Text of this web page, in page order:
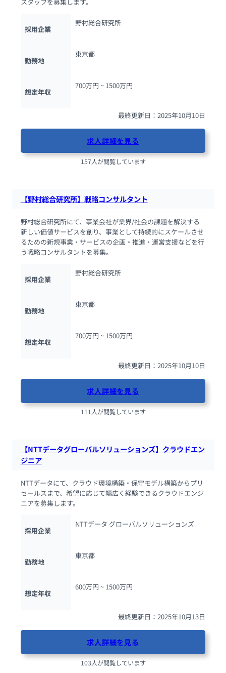
スタッフを募集します。
採用企業
野村総合研究所
勤務地
東京都
想定年収
700万円 ~ 1500万円
最終更新日：2025年10月10日
求人詳細を見る
157人が閲覧しています
【野村総合研究所】戦略コンサルタント
野村総合研究所にて、事業会社が業界/社会の課題を解決する
新しい価値サービスを創り、事業として持続的にスケールさせ
るための新規事業・サービスの企画・推進・運営支援などを行
う戦略コンサルタントを募集。
採用企業
野村総合研究所
勤務地
東京都
想定年収
700万円 ~ 1500万円
最終更新日：2025年10月10日
求人詳細を見る
111人が閲覧しています
【NTTデータグローバルソリューションズ】クラウドエン
ジニア
NTTデータにて、クラウド環境構築・保守モデル構築からプリ
セールスまで、希望に応じて幅広く経験できるクラウドエンジ
ニアを募集します。
採用企業
NTTデータ グローバルソリューションズ
勤務地
東京都
想定年収
600万円 ~ 1500万円
最終更新日：2025年10月13日
求人詳細を見る
103人が閲覧しています